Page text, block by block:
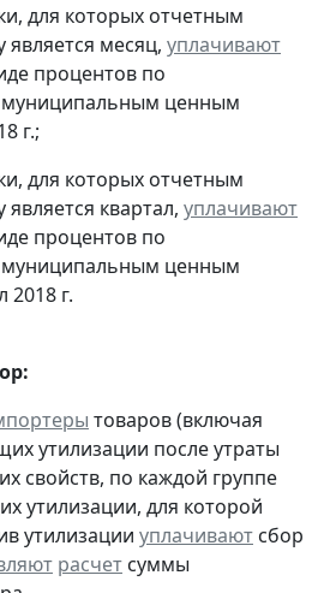
для которых отчетным
месяц, уплачивают
процентов по
муниципальным ценным
г.;
для которых отчетным
квартал, уплачивают
процентов по
муниципальным ценным
2018 г.
товаров (включая
утилизации после утраты
свойств, по каждой группе
утилизации, для которой
утилизации уплачивают сбор
расчет суммы